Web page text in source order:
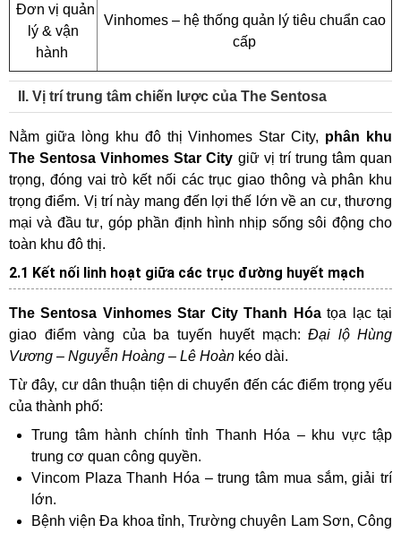
Đơn vị quản
lý & vận
hành
Vinhomes – hệ thống quản lý tiêu chuẩn cao
cấp
II. Vị trí trung tâm chiến lược của The Sentosa
Nằm giữa lòng khu đô thị Vinhomes Star City, phân khu
The Sentosa Vinhomes Star City giữ vị trí trung tâm quan
trọng, đóng vai trò kết nối các trục giao thông và phân khu
trọng điểm. Vị trí này mang đến lợi thế lớn về an cư, thương
mại và đầu tư, góp phần định hình nhịp sống sôi động cho
toàn khu đô thị.
2.1 Kết nối linh hoạt giữa các trục đường huyết mạch
The Sentosa Vinhomes Star City Thanh Hóatọa lạc tại
giao điểm vàng của ba tuyến huyết mạch: Đại lộ Hùng
Vương – Nguyễn Hoàng – Lê Hoàn kéo dài.
Từ đây, cư dân thuận tiện di chuyển đến các điểm trọng yếu
của thành phố:
Trung tâm hành chính tỉnh Thanh Hóa – khu vực tập
trung cơ quan công quyền.
Vincom Plaza Thanh Hóa – trung tâm mua sắm, giải trí
lớn.
Bệnh viện Đa khoa tỉnh, Trường chuyên Lam Sơn, Công